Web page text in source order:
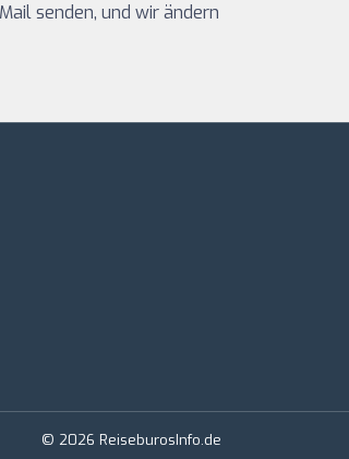
senden, und wir ändern
© 2026 ReiseburosInfo.de